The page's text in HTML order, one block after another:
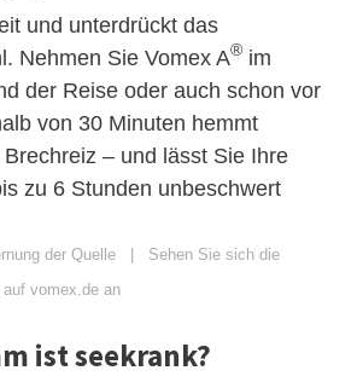
und unterdrückt das
Nehmen Sie Vomex A® im
der Reise oder auch schon vor
von 30 Minuten hemmt
Brechreiz – und lässt Sie Ihre
zu 6 Stunden unbeschwert
der Quelle | Sehen Sie sich die
vomex.de an
ist seekrank?